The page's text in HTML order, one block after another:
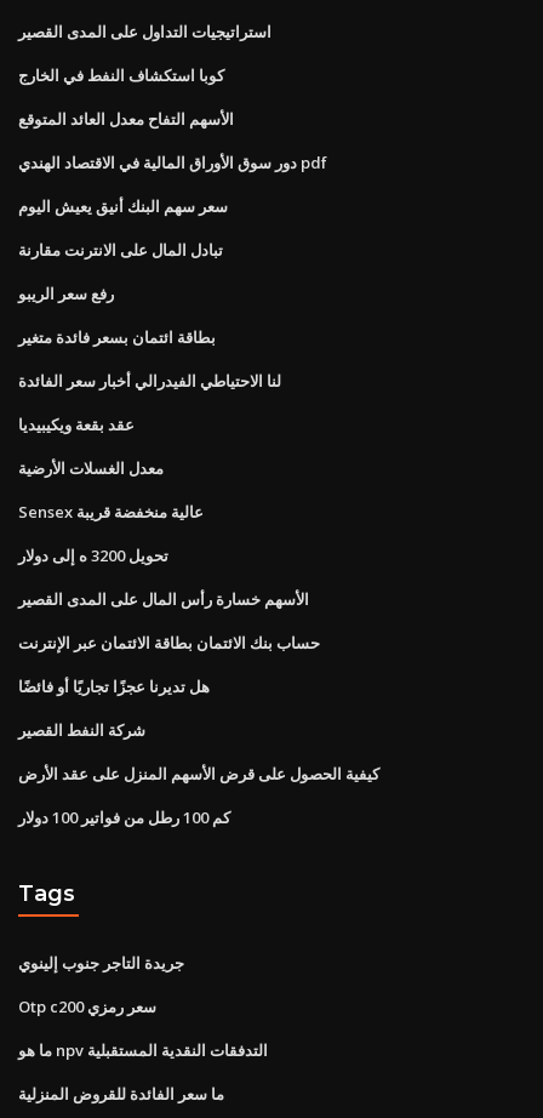
استراتيجيات التداول على المدى القصير
كوبا استكشاف النفط في الخارج
الأسهم التفاح معدل العائد المتوقع
دور سوق الأوراق المالية في الاقتصاد الهندي pdf
سعر سهم البنك أنيق يعيش اليوم
تبادل المال على الانترنت مقارنة
رفع سعر الريبو
بطاقة ائتمان بسعر فائدة متغير
لنا الاحتياطي الفيدرالي أخبار سعر الفائدة
عقد بقعة ويكيبيديا
معدل الغسلات الأرضية
Sensex عالية منخفضة قريبة
تحويل 3200 ه إلى دولار
الأسهم خسارة رأس المال على المدى القصير
حساب بنك الائتمان بطاقة الائتمان عبر الإنترنت
هل تديرنا عجزًا تجاريًا أو فائضًا
شركة النفط القصير
كيفية الحصول على قرض الأسهم المنزل على عقد الأرض
كم 100 رطل من فواتير 100 دولار
Tags
جريدة التاجر جنوب إلينوي
Otp c200 سعر رمزي
ما هو npv التدفقات النقدية المستقبلية
ما سعر الفائدة للقروض المنزلية